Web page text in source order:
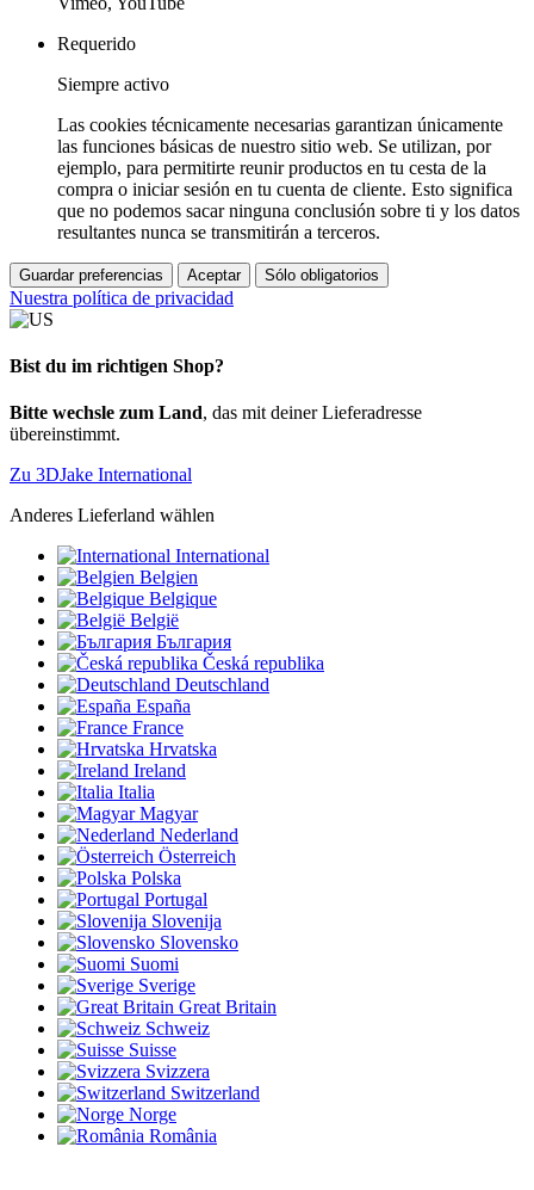
Requerido
Siempre activo
Las cookies técnicamente necesarias garantizan únicamente
las funciones básicas de nuestro sitio web. Se utilizan, por
ejemplo, para permitirte reunir productos en tu cesta de la
compra o iniciar sesión en tu cuenta de cliente. Esto significa
que no podemos sacar ninguna conclusión sobre ti y los datos
resultantes nunca se transmitirán a terceros.
Guardar preferencias Aceptar Sólo obligatorios
Nuestra política de privacidad
Bist du im richtigen Shop?
Bitte wechsle zum Land, das mit deiner Lieferadresse
übereinstimmt.
Zu 3DJake International
Anderes Lieferland wählen
International
Belgien
Belgique
België
България
Česká republika
Deutschland
España
France
Hrvatska
Ireland
Italia
Magyar
Nederland
Österreich
Polska
Portugal
Slovenija
Slovensko
Suomi
Sverige
Great Britain
Schweiz
Suisse
Svizzera
Switzerland
Norge
România